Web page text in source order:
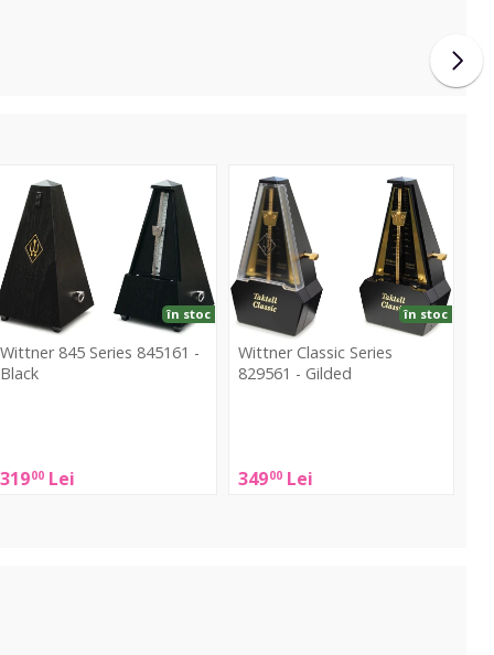
Series
845161
Black
Wittner 845 Series 845161 -
Black
31900 Lei
în stoc
Series
Classic
Series
829561
Gilded
Wittner Classic Series
829561 - Gilded
34900 Lei
în stoc
Series